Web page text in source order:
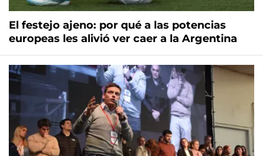
El festejo ajeno: por qué a las potencias
europeas les alivió ver caer a la Argentina